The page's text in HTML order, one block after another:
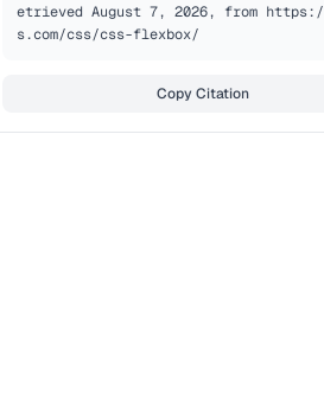
etrieved August 7, 2026, from
s.com/css/css-flexbox/
Copy Citation